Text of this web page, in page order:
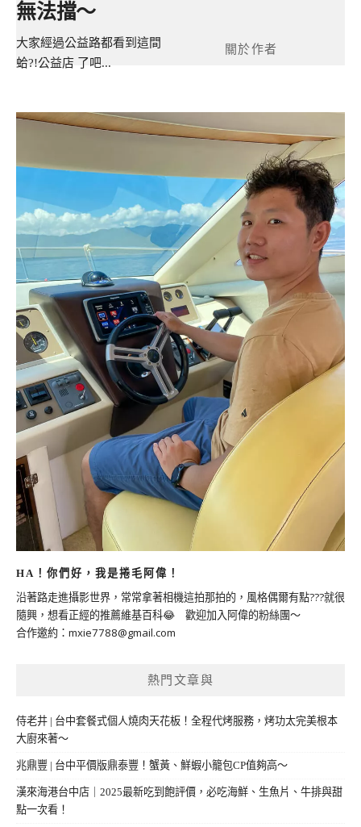
無法擋～
大家經過公益路都看到這間
蛤?!公益店 了吧...
關於作者
HA！你們好，我是捲毛阿偉！
沿著路走進攝影世界，常常拿著相機這拍那拍的，風格偶爾有點???就很
隨興，想看正經的推薦維基百科😂 歡迎加入阿偉的粉絲團～
合作邀約： mxie7788@gmail.com
熱門文章與
侍老井 | 台中套餐式個人燒肉天花板！全程代烤服務，烤功太完美根本
大廚來著～
兆鼎豐 | 台中平價版鼎泰豐！蟹黃、鮮蝦小籠包CP值夠高～
漢來海港台中店｜2025最新吃到飽評價，必吃海鮮、生魚片、牛排與甜
點一次看！